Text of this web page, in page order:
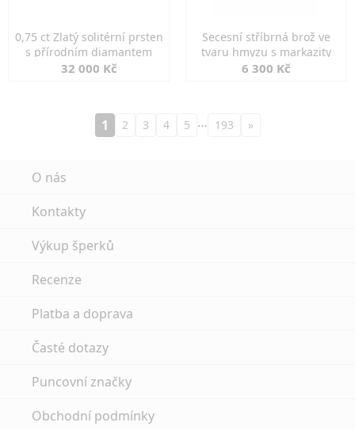
0,75 ct Zlatý solitérní prsten
s přírodním diamantem
32 000 Kč
Secesní stříbrná brož ve
tvaru hmyzu s markazity
6 300 Kč
1 2 3 4 5 … 193 »
O nás
Kontakty
Výkup šperků
Recenze
Platba a doprava
Časté dotazy
Puncovní značky
Obchodní podmínky